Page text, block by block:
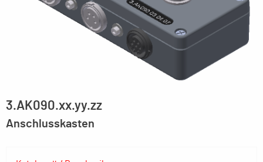
3.AK090.xx.yy.zz
Anschlusskasten